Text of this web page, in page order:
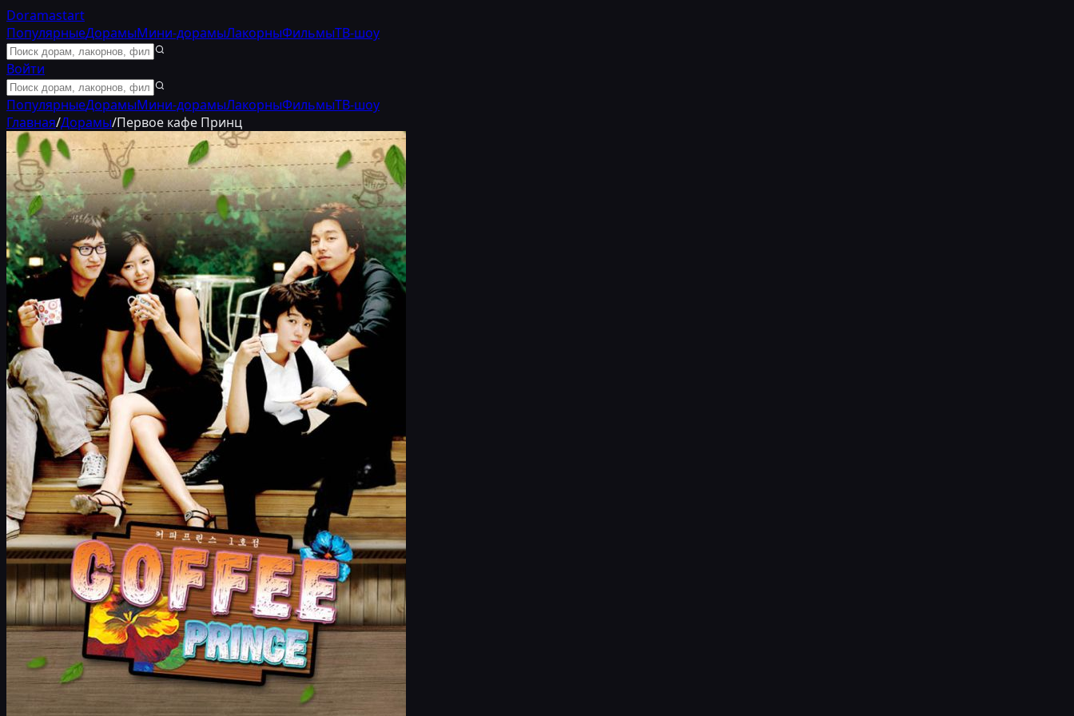
Doramastart
ПопулярныеДорамыМини-дорамыЛакорныФильмыТВ-шоу
Войти
ПопулярныеДорамыМини-дорамыЛакорныФильмыТВ-шоу
Главная/Дорамы/Первое кафе Принц